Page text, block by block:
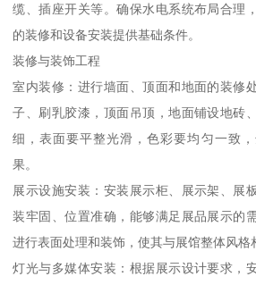
缆、插座开关等。确保水电系统布局合理
的装修和设备安装提供基础条件。
装修与装饰工程
室内装修：进行墙面、顶面和地面的装修
子、刷乳胶漆，顶面吊顶，地面铺设地砖
细，表面要平整光滑，色彩要均匀一致
果。
展示设施安装：安装展示柜、展示架、展
装牢固、位置准确，能够满足展品展示的
进行表面处理和装饰，使其与展馆整体风格
灯光与多媒体安装：根据展示设计要求，